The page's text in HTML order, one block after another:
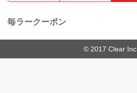
毎ラークーポン
© 2017 Clear Inc.